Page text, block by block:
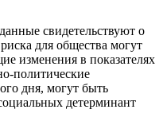
свидетельствуют о
для общества могут
изменения в показателях
политические
дня, могут быть
детерминант